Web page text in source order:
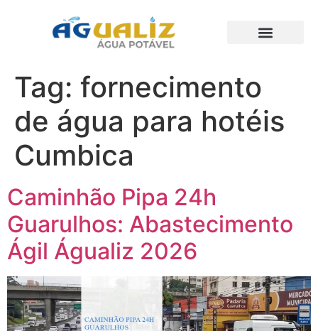
Tag: fornecimento
de água para hotéis
Cumbica
Caminhão Pipa 24h
Guarulhos: Abastecimento
Ágil Águaliz 2026